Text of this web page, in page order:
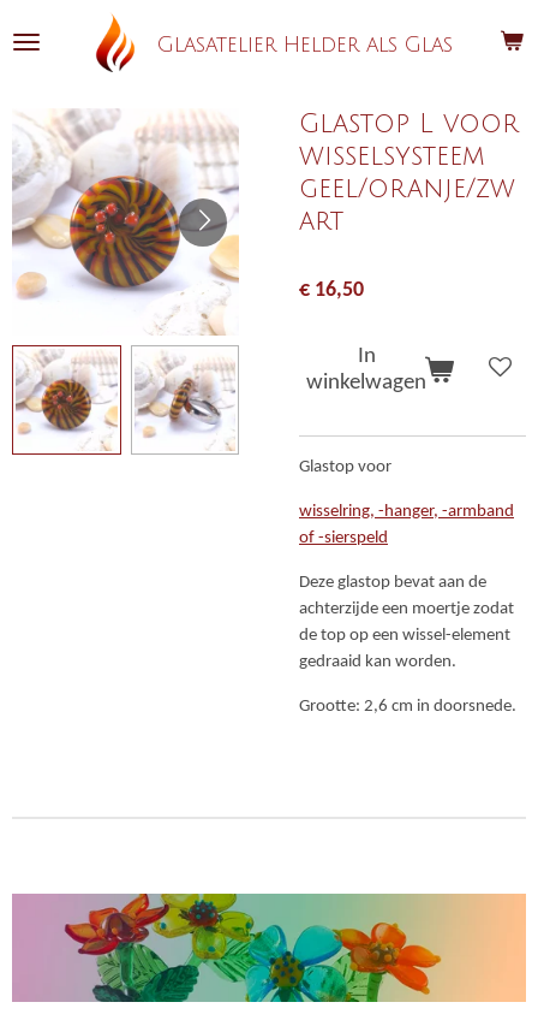
direct
hoofdinhoud
Glasatelier Helder als Glas
Glastop L voor
wisselsysteem
geel/oranje/zw
art
€ 16,50
In
winkelwagen
Glastop voor
wisselring, -hanger, -armband
of -sierspeld
Deze glastop bevat aan de
achterzijde een moertje zodat
de top op een wissel-element
gedraaid kan worden.
Grootte: 2,6 cm in doorsnede.